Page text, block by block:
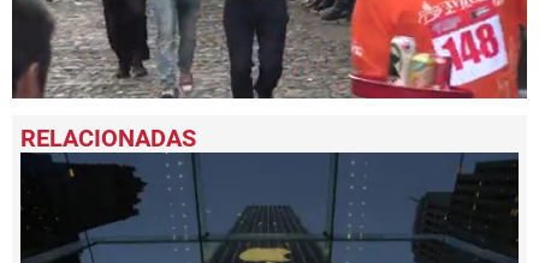
seconds
of
seconds